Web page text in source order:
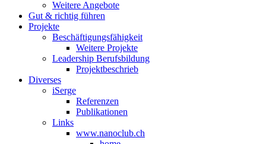
Weitere Angebote
Gut & richtig führen
Projekte
Beschäftigungsfähigkeit
Weitere Projekte
Leadership Berufsbildung
Projektbeschrieb
Diverses
iSerge
Referenzen
Publikationen
Links
www.nanoclub.ch